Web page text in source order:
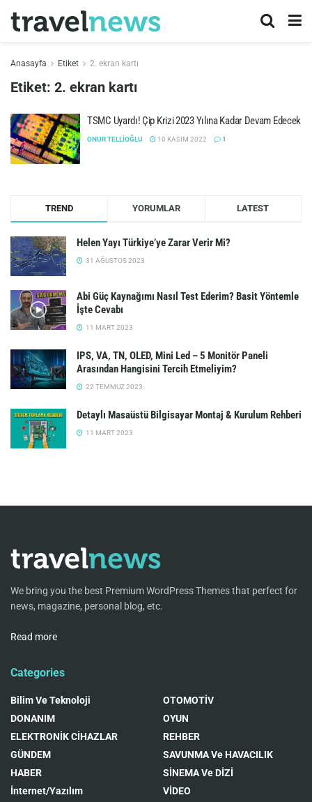
Anasayfa Etiket 2. ekran kartı
Etiket: 2. ekran kartı
TSMC Uyardı! Çip Krizi 2023 Yılına Kadar Devam Edecek
ONUR TELLIOĞLU 10 KASIM 2022 1
TREND YORUMLAR LATEST
Helen Yayı Türkiye’ye Zarar Verir Mi?
31 AĞUSTOS 2023
Abi Güç Kaynağımı Nasıl Test Ederim? Basit Yöntemle
İşte Cevabı
11 MART 2023
IPS, VA, TN, OLED, Mini Led – 5 Monitör Paneli
Arasından Hangisini Tercih Etmeliyim?
22 TEMMUZ 2023
Detaylı Masaüstü Bilgisayar Montaj & Kurulum Rehberi
11 MART 2023
We bring you the best Premium WordPress Themes that perfect for
news, magazine, personal blog, etc.
Read more
Categories
Bilim Ve Teknoloji
DONANIM
ELEKTRONİK CİHAZLAR
GÜNDEM
HABER
İnternet/Yazılım
OTOMOTİV
OYUN
REHBER
SAVUNMA Ve HAVACILIK
SİNEMA Ve DİZİ
VİDEO